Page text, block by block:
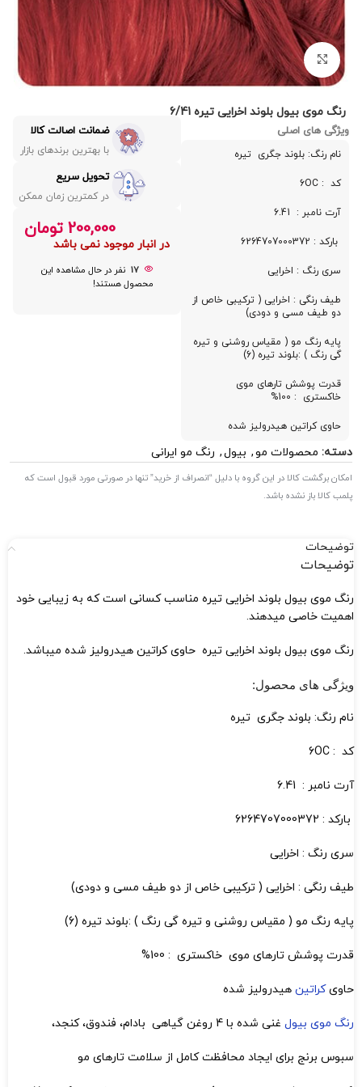
بزرگنمایی تصویر
رنگ موی بیول بلوند اخرایی تیره 6/41
ویژگی های اصلی
نام رنگ: بلوند جگری تیره
کد : 6OC
آرت نامبر : 6.41
بارکد : 6264707000372
سری رنگ : اخرایی
طیف رنگی : اخرایی ( ترکیبی خاص از
دو طیف مسی و دودی)
پایه رنگ مو ( مقیاس روشنی و تیره
گی رنگ ) :بلوند تیره (6)
قدرت پوشش تارهای موی
خاکستری : 100%
حاوی کراتین هیدرولیز شده
ضمانت اصالت کالا
با بهترین برندهای بازار
تحویل سریع
در کمترین زمان ممکن
200,000 تومان
در انبار موجود نمی باشد
17 نفر در حال مشاهده این
محصول هستند!
دسته: محصولات مو, بیول, رنگ مو ایرانی
امکان برگشت کالا در این گروه با دلیل “انصراف از خرید” تنها در صورتی مورد قبول است که
پلمب کالا باز نشده باشد.
توضیحات
توضیحات
رنگ موی بیول بلوند اخرایی تیره مناسب کسانی است که به زیبایی خود
اهمیت خاصی میدهند.
رنگ موی بیول بلوند اخرایی تیره حاوی کراتین هیدرولیز شده میباشد.
ویژگی های محصول:
نام رنگ: بلوند جگری تیره
کد : 6OC
آرت نامبر : 6.41
بارکد : 6264707000372
سری رنگ : اخرایی
طیف رنگی : اخرایی ( ترکیبی خاص از دو طیف مسی و دودی)
پایه رنگ مو ( مقیاس روشنی و تیره گی رنگ ) :بلوند تیره (6)
قدرت پوشش تارهای موی خاکستری : 100%
حاویکراتین هیدرولیز شده
رنگ موی بیول غنی شده با 4 روغن گیاهی بادام، فندوق، کنجد،
سبوس برنج برای ایجاد محافظت کامل از سلامت تارهای مو